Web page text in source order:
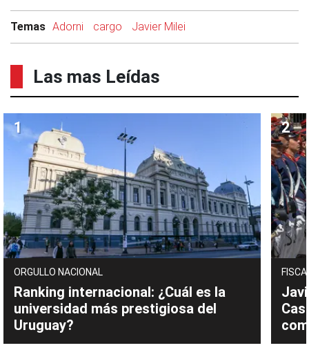
Temas Adorni cargo Javier Milei
Las mas Leídas
ORGULLO NACIONAL
Ranking internacional: ¿Cuál es la
universidad más prestigiosa del
Uruguay?